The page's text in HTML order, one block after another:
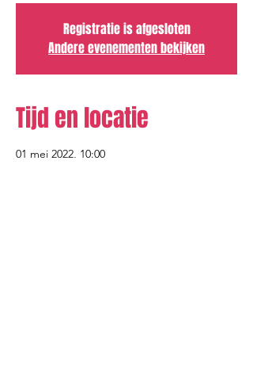
Registratie is afgesloten
Andere evenementen bekijken
Tijd en locatie
01 mei 2022, 10:00